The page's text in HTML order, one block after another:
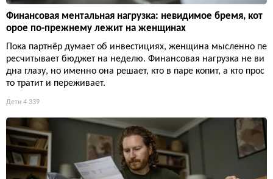
Финансовая ментальная нагрузка: невидимое бремя, кот
орое по-прежнему лежит на женщинах
Пока партнёр думает об инвестициях, женщина мысленно пе
ресчитывает бюджет на неделю. Финансовая нагрузка не ви
дна глазу, но именно она решает, кто в паре копит, а кто прос
то тратит и переживает.
Дети 4 339